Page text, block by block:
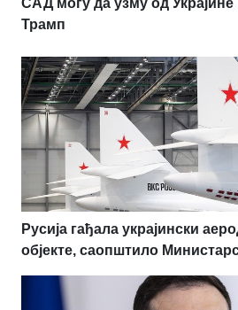
Трамп
Русија гађала украјински
објекте, саопштило